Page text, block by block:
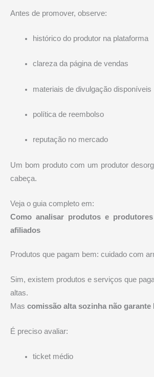
Antes de promover, observe:
histórico do produtor na plataforma
clareza da página de vendas
materiais de divulgação disponíveis
política de reembolso
reputação no mercado
Um bom produto com um produtor
cabeça.
Veja o guia completo em:
Como analisar produtos e
afiliados
Produtos que pagam bem: cuidado com
Sim, existem produtos e serviços que
altas.
Mas comissão alta sozinha não garante
É preciso avaliar:
ticket médio